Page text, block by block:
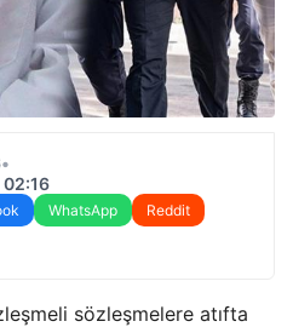
•
WhatsApp
Reddit
sözleşmelere atıfta